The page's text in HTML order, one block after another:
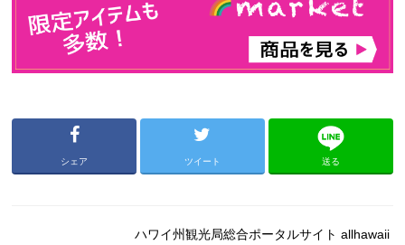
シェア ツイート 送る
ハワイ州観光局総合ポータルサイト allhawaii